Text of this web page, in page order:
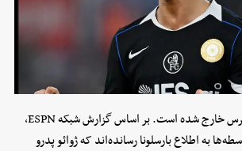
گزینه‌های بلوگرانا از دسترس خارج شده است. بر اساس گزارش شبکه ESPN،
به اطلاع بارسلونا رسانده‌اند که ژوائو پدرو